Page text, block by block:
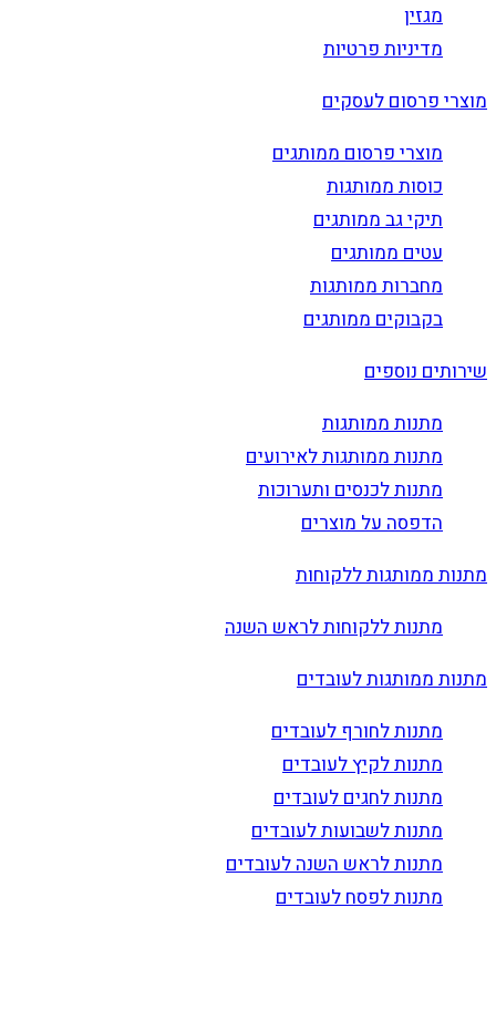
מגזין
מדיניות פרטיות
מוצרי פרסום לעסקים
מוצרי פרסום ממותגים
כוסות ממותגות
תיקי גב ממותגים
עטים ממותגים
מחברות ממותגות
בקבוקים ממותגים
שירותים נוספים
מתנות ממותגות
מתנות ממותגות לאירועים
מתנות לכנסים ותערוכות
הדפסה על מוצרים
מתנות ממותגות ללקוחות
מתנות ללקוחות לראש השנה
מתנות ממותגות לעובדים
מתנות לחורף לעובדים
מתנות לקיץ לעובדים
מתנות לחגים לעובדים
מתנות לשבועות לעובדים
מתנות לראש השנה לעובדים
מתנות לפסח לעובדים